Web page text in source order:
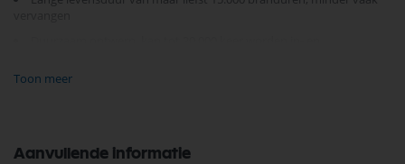
Philipskwaliteit met 2 jaar garantie.
natuurlijk verlichte omgeving. Perfect voor sfeerverlichting of
Toon meer
Aanvullende informatie